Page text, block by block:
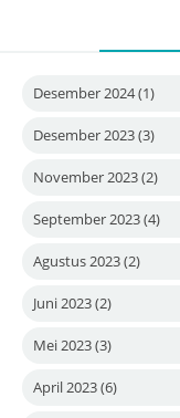
Desember 2024(1)
Desember 2023(3)
November 2023(2)
September 2023(4)
Agustus 2023(2)
Juni 2023(2)
Mei 2023(3)
April 2023(6)